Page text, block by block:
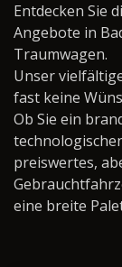
Entdecken Sie
Angebote in
Traumwagen.
Unser
fast keine
Ob Sie ein
preiswertes,
eine breite